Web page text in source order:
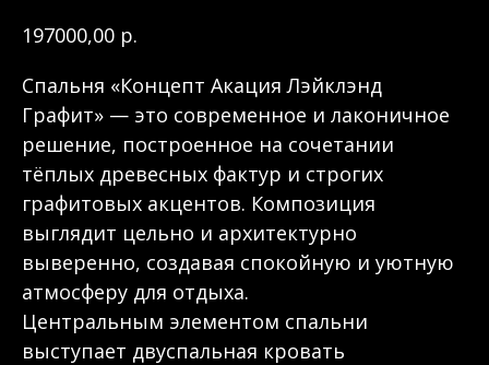
197000,00 р.
Спальня «Концепт Акация Лэйклэнд
Графит» — это современное и лаконичное
решение, построенное на сочетании
тёплых древесных фактур и строгих
графитовых акцентов. Композиция
выглядит цельно и архитектурно
выверенно, создавая спокойную и уютную
атмосферу для отдыха.
Центральным элементом спальни
выступает двуспальная кровать